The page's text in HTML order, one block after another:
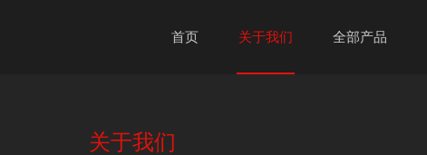
首页 关于我们 全部产品
关于我们